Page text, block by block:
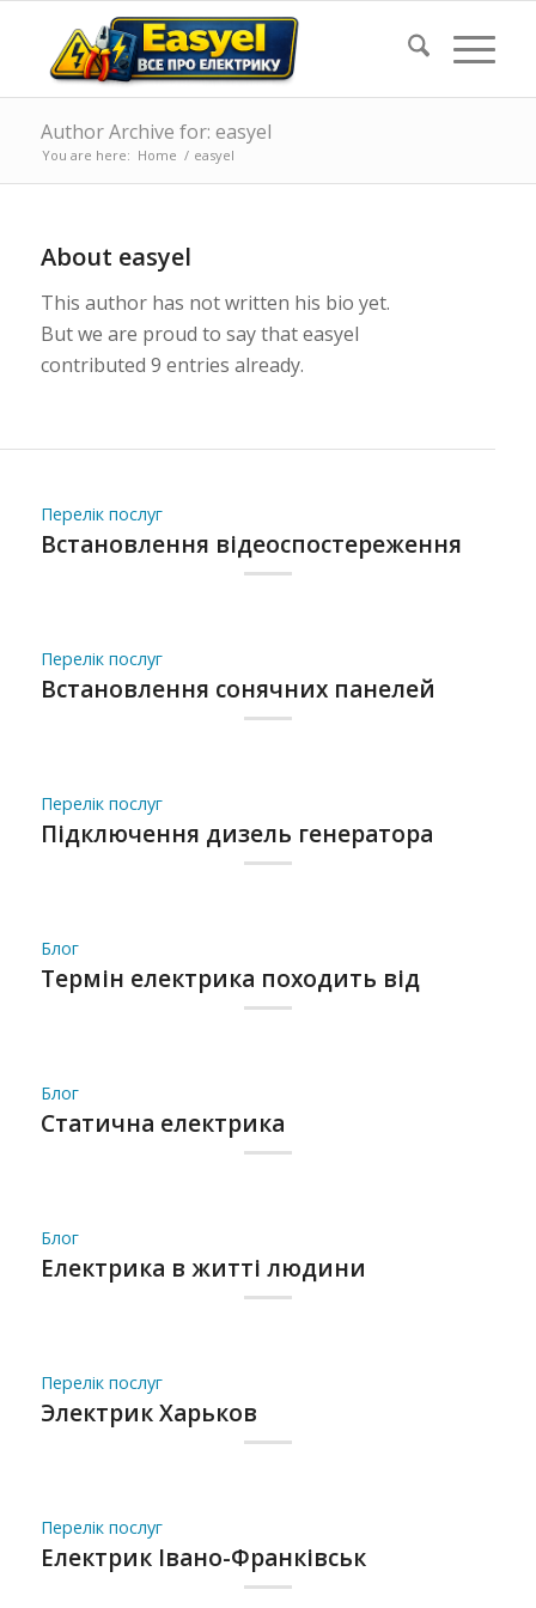
Author Archive for: easyel
You are here: Home / easyel
About easyel
This author has not written his bio yet.
But we are proud to say thateasyel
contributed 9 entries already.
Перелік послуг
Встановлення відеоспостереження
Перелік послуг
Встановлення сонячних панелей
Перелік послуг
Підключення дизель генератора
Блог
Термін електрика походить від
Блог
Статична електрика
Блог
Електрика в житті людини
Перелік послуг
Электрик Харьков
Перелік послуг
Електрик Івано-Франківськ